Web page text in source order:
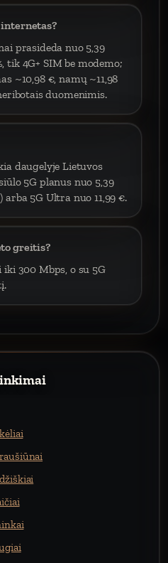
prasideda nuo 5,39
tik 4G+ SIM be modemo;
~10,98 €, namų ~11,98
duomenimis.
daugelyje Lietuvos
5G planus nuo 5,39
arba 5G Ultra nuo 11,99 €.
greitis?
300 Mbps, o su 5G